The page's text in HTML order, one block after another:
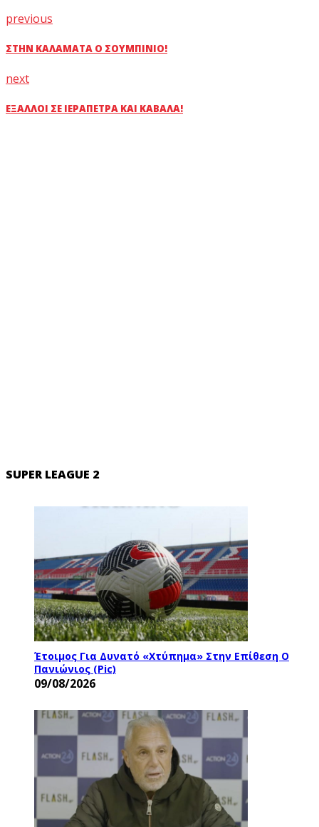
previous
ΣΤΗΝ ΚΑΛΑΜΆΤΑ Ο ΣΟΥΜΠΊΝΙΟ!
next
ΈΞΑΛΛΟΙ ΣΕ ΙΕΡΆΠΕΤΡΑ ΚΑΙ ΚΑΒΆΛΑ!
SUPER LEAGUE 2
Έτοιμος Για Δυνατό «χτύπημα» Στην Επίθεση Ο
Πανιώνιος (pic)
09/08/2026